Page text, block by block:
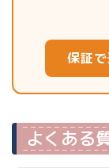
保証
よくある